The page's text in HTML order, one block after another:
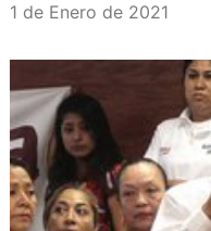
1 de Enero de 2021